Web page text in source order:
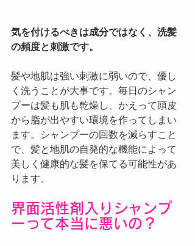
気を付けるべきは成分ではなく、洗髪
の頻度と刺激です。
髪や地肌は強い刺激に弱いので、優し
く洗うことが大事です。毎日のシャン
プーは髪も肌も乾燥し、かえって頭皮
から脂が出やすい環境を作ってしまい
ます。シャンプーの回数を減らすこと
で、髪と地肌の自発的な機能によって
美しく健康的な髪を保てる可能性があ
ります。
界面活性剤入りシャンプ
ーって本当に悪いの？